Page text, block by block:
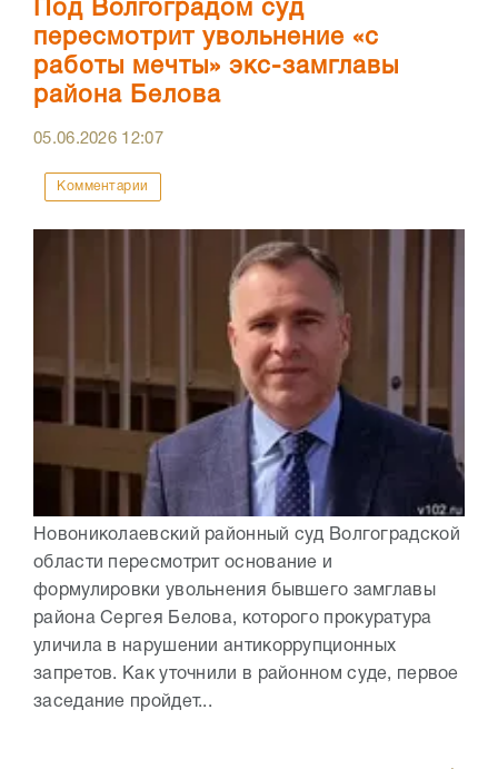
Под Волгоградом суд
пересмотрит увольнение «с
работы мечты» экс-замглавы
района Белова
05.06.2026 12:07
Комментарии
Новониколаевский районный суд Волгоградской
области пересмотрит основание и
формулировки увольнения бывшего замглавы
района Сергея Белова, которого прокуратура
уличила в нарушении антикоррупционных
запретов. Как уточнили в районном суде, первое
заседание пройдет...